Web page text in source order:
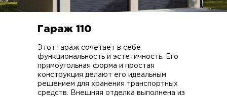
Этот гараж сочетает в себе
функциональность и эстетичность. Его
прямоугольная форма и простая
конструкция делают его идеальным
решением для хранения транспортных
средств. Внешняя отделка выполнена из
Гараж 110